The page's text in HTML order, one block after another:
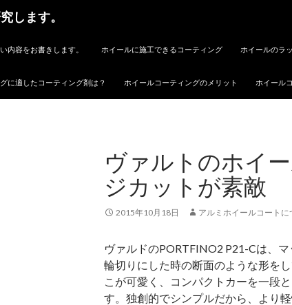
します。
内容をお書きします。 ホイールに施工できるコーティング ホイールのラ
に適したコーティング剤は？ ホイールコーティングのメリット ホイール
ヴァルトのホイ
ジカットが素敵
2015年10月18日 アルミホイールコートに
ヴァルドのPORTFINO2 P21-Cは、
輪切りにした時の断面のような形を
こが可愛く、コンパクトカーを一段
す。独創的でシンプルだから、より